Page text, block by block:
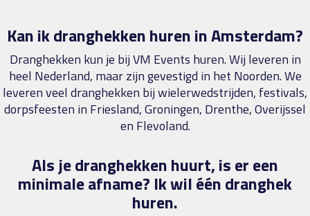
Kan ik dranghekken huren in Amsterdam?
Dranghekken kun je bij VM Events huren. Wij leveren in
heel Nederland, maar zijn gevestigd in het Noorden. We
leveren veel dranghekken bij wielerwedstrijden, festivals,
dorpsfeesten in Friesland, Groningen, Drenthe, Overijssel
en Flevoland.
Als je dranghekken huurt, is er een
minimale afname? Ik wil één dranghek
huren.